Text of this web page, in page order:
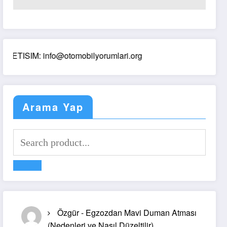
info@otomobilyorumlari.org
Arama Yap
Özgür- Egzozdan Mavi Duman Atması